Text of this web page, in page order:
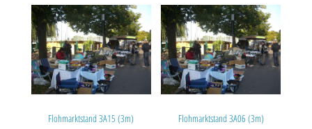
Flohmarktstand 3A15 (3m)
Flohmarktstand 3A06 (3m)